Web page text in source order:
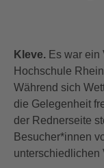
Kleve. Es war ein
Hochschule
Während sich
die Gelegenheit
der Rednerseite
Besucher*innen
unterschiedlichen